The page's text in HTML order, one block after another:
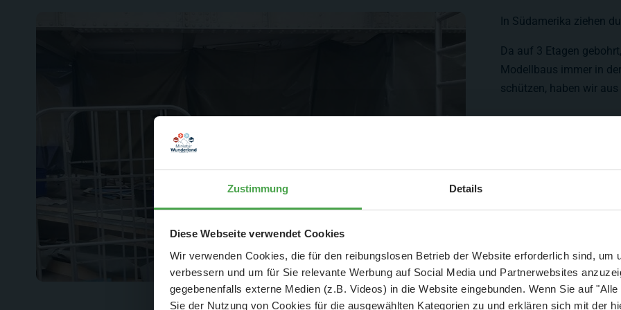
Zustimmung Details
Diese Webseite verwendet Cookies
Wir verwenden Cookies, die für den reibungslosen Betrieb der Website erforderlich sind, um
verbessern und um für Sie relevante Werbung auf Social Media und Partnerwebsites
gegebenenfalls externe Medien (z.B. Videos) in die Website eingebunden. Wenn Sie auf
Sie der Nutzung von Cookies für die ausgewählten Kategorien zu und erklären sich mit der
In Südamerika ziehen
Da auf 3 Etagen
Modellbaus immer in
schützen, haben wir
Aktuelle Mitteilung
Der Spar-Hammer: 25 % Ersparnis bei Große Pötte & kleine
und September - ohne Wartezeit
- Abendliche Hafenrundfahrt/Lichterfahrt 🛥️
- anschließender Wunderland-BesuchOHNEWartezeit 🚂